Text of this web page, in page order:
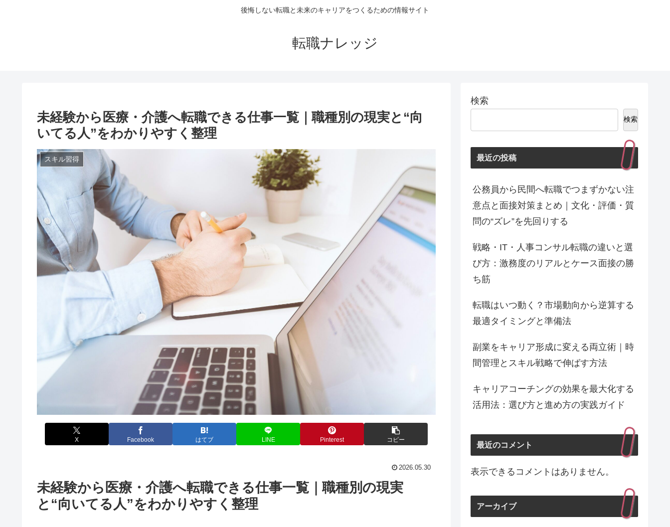
後悔しない転職と未来のキャリアをつくるための情報サイト
転職ナレッジ
未経験から医療・介護へ転職できる仕事一覧｜職種別の現実と“向
いてる人”をわかりやすく整理
スキル習得
X Facebook はてブ LINE Pinterest コピー
2026.05.30
未経験から医療・介護へ転職できる仕事一覧｜職種別の現実
と“向いてる人”をわかりやすく整理
検索
検索
最近の投稿
公務員から民間へ転職でつまずかない注
意点と面接対策まとめ｜文化・評価・質
問の“ズレ”を先回りする
戦略・IT・人事コンサル転職の違いと選
び方：激務度のリアルとケース面接の勝
ち筋
転職はいつ動く？市場動向から逆算する
最適タイミングと準備法
副業をキャリア形成に変える両立術｜時
間管理とスキル戦略で伸ばす方法
キャリアコーチングの効果を最大化する
活用法：選び方と進め方の実践ガイド
最近のコメント
表示できるコメントはありません。
アーカイブ